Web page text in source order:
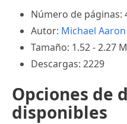
Número de páginas:
Autor: Michael Aaron
Tamaño: 1.52 - 2.27
Descargas: 2229
Opciones de
disponibles